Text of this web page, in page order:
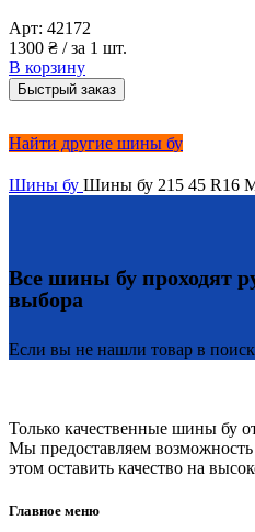
Арт: 42172
1300 ₴ / за 1 шт.
В корзину
Быстрый заказ
Найти другие шины бу
Шины бу Шины бу 215 45 R16
Все шины бу проходят
выбора
Если вы не нашли товар в
Только качественные шины бу
Мы предоставляем
этом оставить качество на
Главное меню